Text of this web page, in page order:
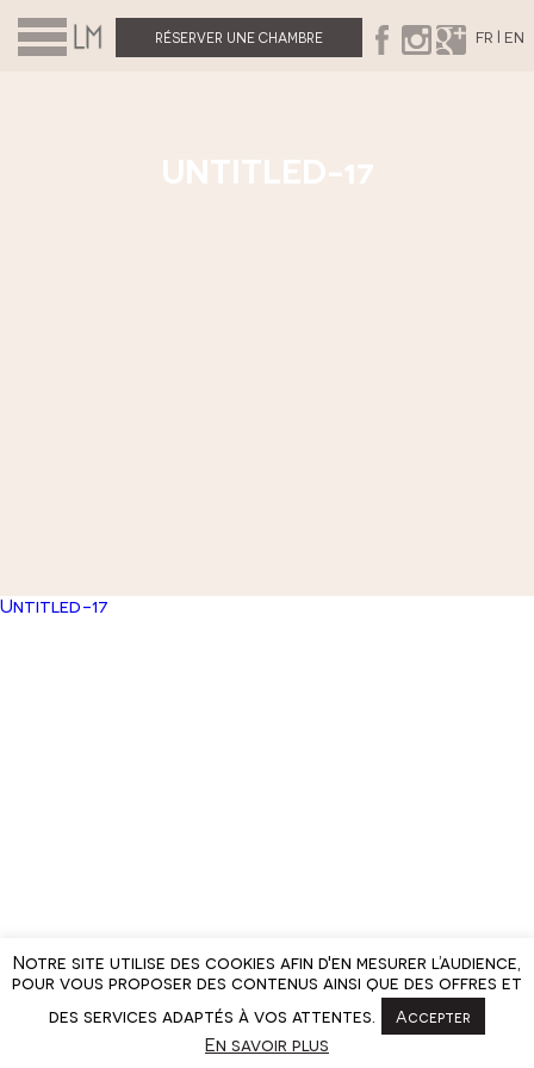
RÉSERVER UNE CHAMBRE FR | EN
UNTITLED-17
Untitled-17
Notre site utilise des cookies afin d'en mesurer l’audience,
pour vous proposer des contenus ainsi que des offres et
des services adaptés à vos attentes.
Accepter
En savoir plus